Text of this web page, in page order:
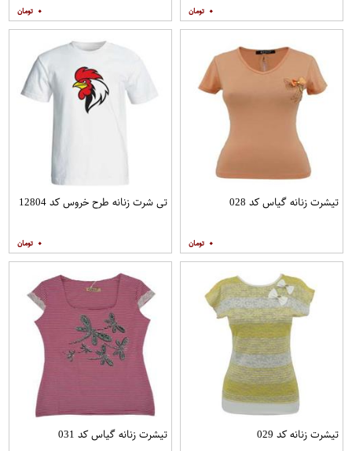
۰ ۰
تیشرت زنانه گیاس کد 028
۰
تی شرت زنانه طرح خروس کد 12804
۰
تیشرت زنانه کد 029 تیشرت زنانه گیاس کد 031